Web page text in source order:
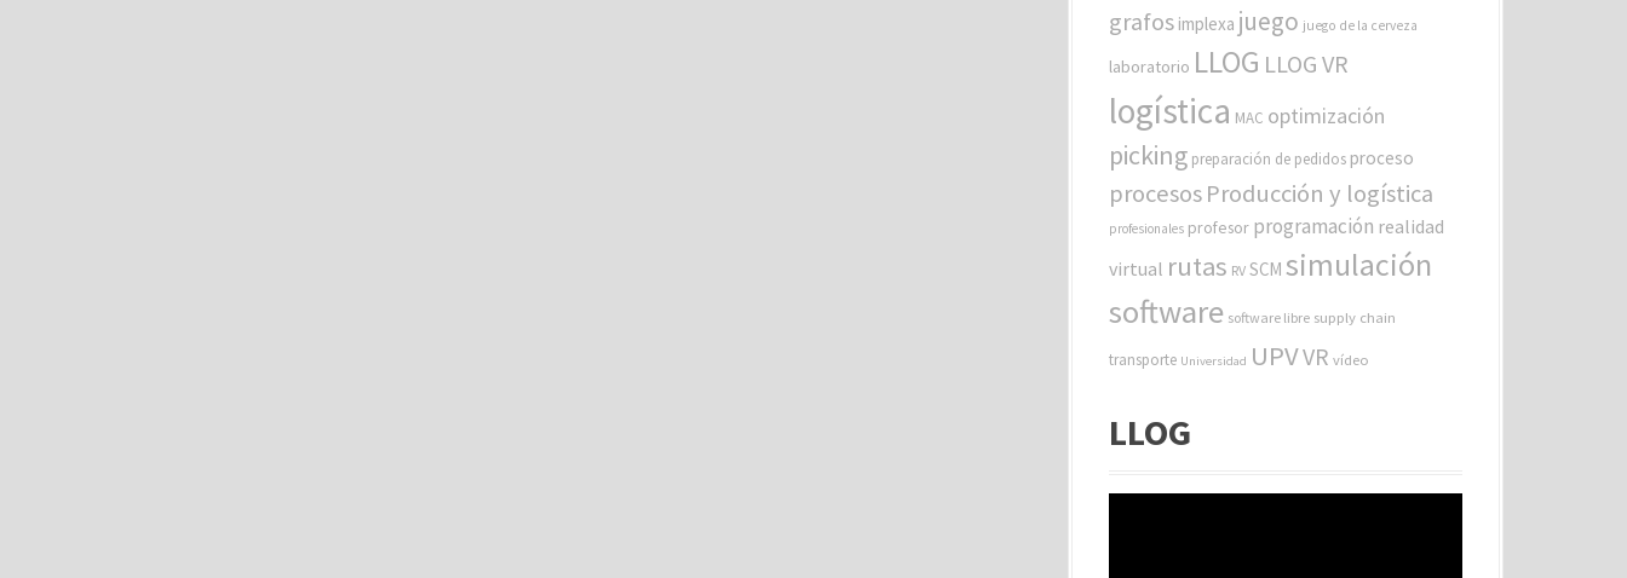
grafos implexa juego juego de la cerveza
laboratorio LLOG LLOG VR
logística MAC optimización
picking preparación de pedidos proceso
procesosProducción y logística
profesionales profesor programación realidad
virtual rutas RV SCM simulación
software software libre supply chain
transporte Universidad UPVVR vídeo
LLOG